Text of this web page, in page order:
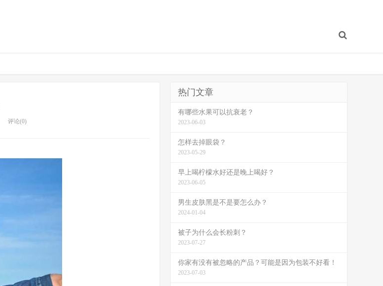
评论(0)
热门文章
有哪些水果可以抗衰老？
2023-06-03
怎样去掉眼袋？
2023-05-29
早上喝柠檬水好还是晚上喝好？
2023-06-05
男生皮肤黑是不是要怎么办？
2024-01-04
被子为什么会长粉刺？
2023-07-27
你家有没有被忽略的产品？可能是因为包装不好看！
2023-07-03